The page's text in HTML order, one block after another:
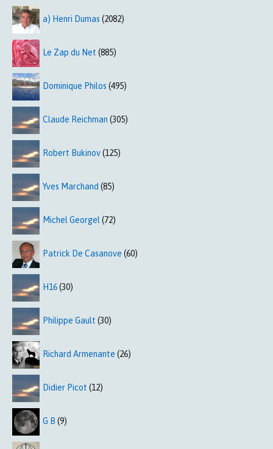
a) Henri Dumas (2082)
Le Zap du Net (885)
Dominique Philos (495)
Claude Reichman (305)
Robert Bukinov(125)
Yves Marchand (85)
Michel Georgel (72)
Patrick De Casanove (60)
H16(30)
Philippe Gault (30)
Richard Armenante (26)
Didier Picot (12)
G B (9)